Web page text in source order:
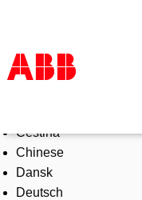
Products & Solutions
Industries
Services
About us
Čeština
Chinese
Dansk
Deutsch